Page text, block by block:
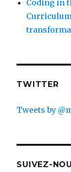
Coding in
TWITTER
Tweets by
SUIVEZ-